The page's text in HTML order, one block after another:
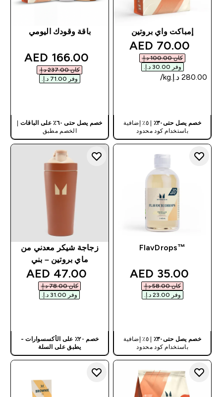
إمباكت واي بروتين
discounted price
70.00 AED‎
كان ‏100.00 د.إ.‏‎
وفر ‏30.00 د.إ.‏‎
خصم يصل حتى٣٠٪
| ٥٪ إضافية
باستخدام كود محدود
باقة وقودك اليومي
price
166.00 AED‎
كان ‏237.00 د.إ.‏‎
وفر ‏71.00 د.إ.‏‎
خصم يصل حتى ٦٠٪ على الباقات
الخصم مطبق
™FlavDrops
discounted price
35.00 AED‎
كان ‏58.00 د.إ.‏‎
وفر ‏23.00 د.إ.‏‎
خصم يصل حتى٣٠٪
| ٥٪ إضافية
باستخدام كود محدود
زجاجة شيكر معدني من
ماي بروتين – بني
price
47.00 AED‎
كان ‏78.00 د.إ.‏‎
وفر ‏31.00 د.إ.‏‎
خصم ٢٠٪ على الأكسسوارات -
يطبق على السلة